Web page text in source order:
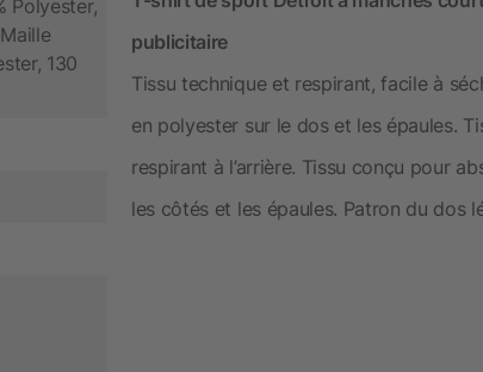
Polyester,
130
publicitaire
Tissu technique et respirant, facile à
en polyester sur le dos et les épaules.
respirant à l’arrière. Tissu conçu pour
les côtés et les épaules. Patron du dos